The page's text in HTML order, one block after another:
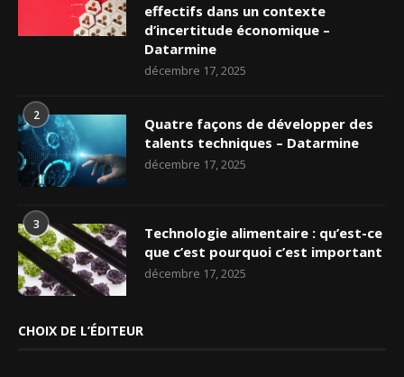
effectifs dans un contexte
d’incertitude économique –
Datarmine
décembre 17, 2025
2
Quatre façons de développer des
talents techniques – Datarmine
décembre 17, 2025
3
Technologie alimentaire : qu’est-ce
que c’est pourquoi c’est important
décembre 17, 2025
CHOIX DE L’ÉDITEUR